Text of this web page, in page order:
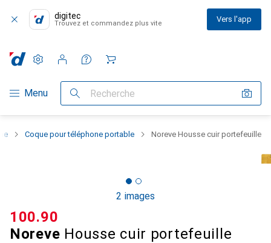
digitec
Trouvez et commandez plus vite Vers l'app
Navigation par catégorie
Menu Recherche
Paramètres
Compte client
Listes de comparaison
Listes d'envies
Panier
Coque pour téléphone portable Noreve Housse cuir portefeuille
2 images
Noreve Housse cuir portefeuille
CHF
100.90